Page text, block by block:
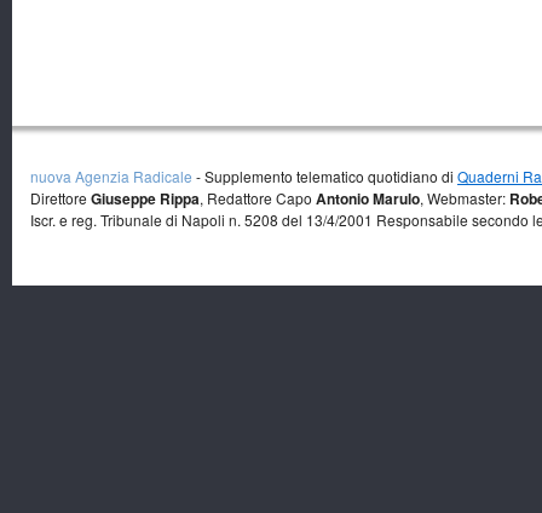
nuova Agenzia Radicale - Supplemento telematico quotidiano di Quaderni
Direttore Giuseppe Rippa, Redattore Capo Antonio Marulo, Webmaster:
Iscr. e reg. Tribunale di Napoli n. 5208 del 13/4/2001 Responsabile secondo